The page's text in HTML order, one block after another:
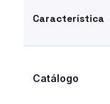
Característica
Catálogo